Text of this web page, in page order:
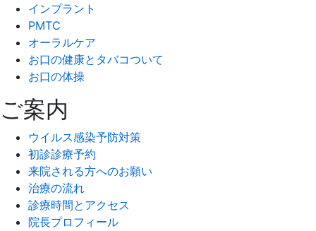
インプラント
PMTC
オーラルケア
お口の健康とタバコついて
お口の体操
ご案内
ウイルス感染予防対策
初診診療予約
来院される方へのお願い
治療の流れ
診療時間とアクセス
院長プロフィール